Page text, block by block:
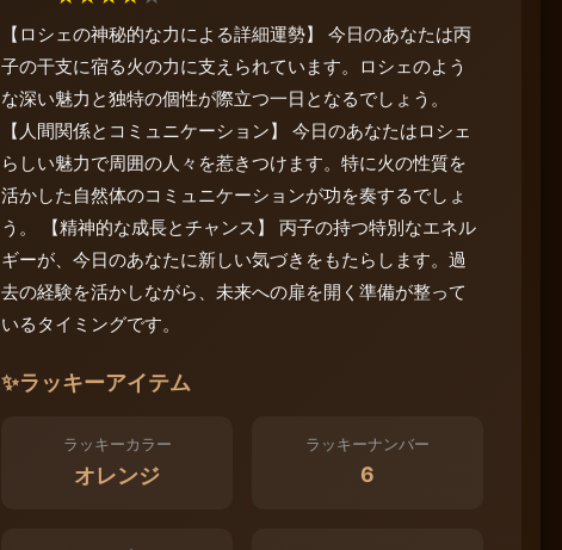
【ロシェの神秘的な力による詳細運勢】 今日のあなたは丙
子の干支に宿る火の力に支えられています。ロシェのよう
な深い魅力と独特の個性が際立つ一日となるでしょう。
【人間関係とコミュニケーション】 今日のあなたはロシェ
らしい魅力で周囲の人々を惹きつけます。特に火の性質を
活かした自然体のコミュニケーションが功を奏するでしょ
う。 【精神的な成長とチャンス】 丙子の持つ特別なエネル
ギーが、今日のあなたに新しい気づきをもたらします。過
去の経験を活かしながら、未来への扉を開く準備が整って
いるタイミングです。
✨ラッキーアイテム
ラッキーカラー
オレンジ
ラッキーナンバー
6